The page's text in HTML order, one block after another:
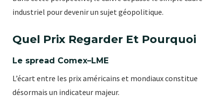
industriel pour devenir un sujet géopolitique.
Quel Prix Regarder Et Pourquoi
Le spread Comex–LME
L’écart entre les prix américains et mondiaux constitue
désormais un indicateur majeur.